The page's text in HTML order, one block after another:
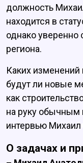
должность
находится в
однако уверенно
региона.
Каких изменений
будут ли новые
как
на руку обычным
интервью
О задачах и